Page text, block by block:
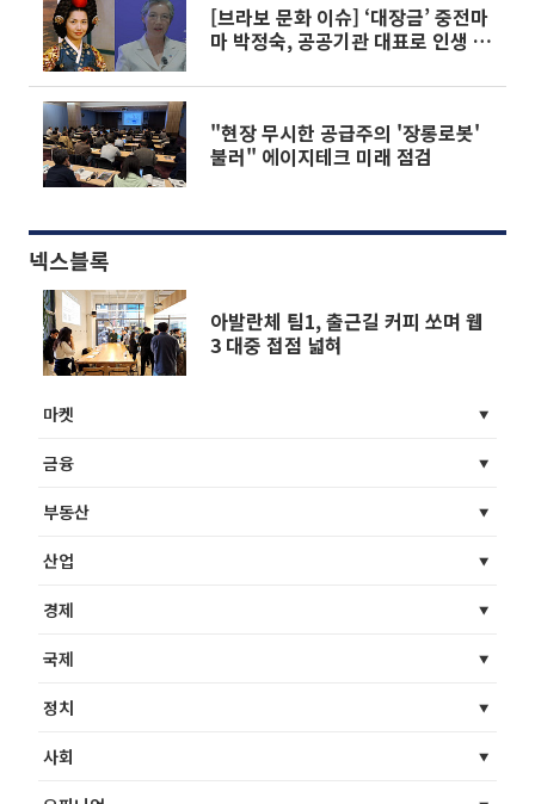
[브라보 문화 이슈] ‘대장금’ 중전마
마 박정숙, 공공기관 대표로 인생 2
"현장 무시한 공급주의 '장롱로봇'
불러" 에이지테크 미래 점검
넥스블록
아발란체 팀1, 출근길 커피 쏘며 웹
3 대중 접점 넓혀
마켓
금융
부동산
산업
경제
국제
정치
사회